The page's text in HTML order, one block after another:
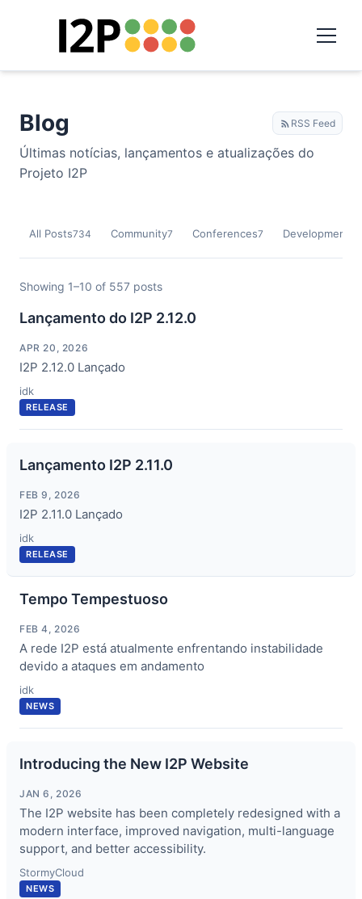
Blog RSS Feed
Últimas notícias, lançamentos e atualizações do
Projeto I2P
All Posts734 Community7 Conferences7 Development
Showing 1–10 of 557 posts
Lançamento do I2P 2.12.0
APR 20, 2026
I2P 2.12.0 Lançado
idk
RELEASE
Lançamento I2P 2.11.0
FEB 9, 2026
I2P 2.11.0 Lançado
idk
RELEASE
Tempo Tempestuoso
FEB 4, 2026
A rede I2P está atualmente enfrentando instabilidade
devido a ataques em andamento
idk
NEWS
Introducing the New I2P Website
JAN 6, 2026
The I2P website has been completely redesigned with a
modern interface, improved navigation, multi-language
support, and better accessibility.
StormyCloud
NEWS